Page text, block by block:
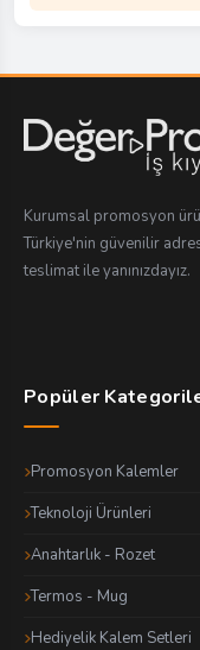
Kurumsal promosyon
Türkiye'nin güvenilir
teslimat ile yanınızdayız.
Popüler
Promosyon Kalemler
Teknoloji Ürünleri
Anahtarlık - Rozet
Termos - Mug
Hediyelik Kalem Setleri